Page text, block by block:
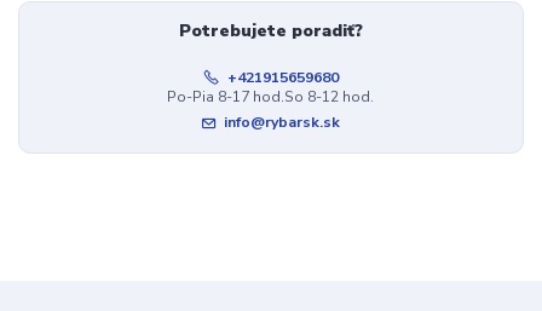
Potrebujete poradiť?
+421915659680
Po-Pia 8-17 hod.So 8-12 hod.
info@rybarsk.sk